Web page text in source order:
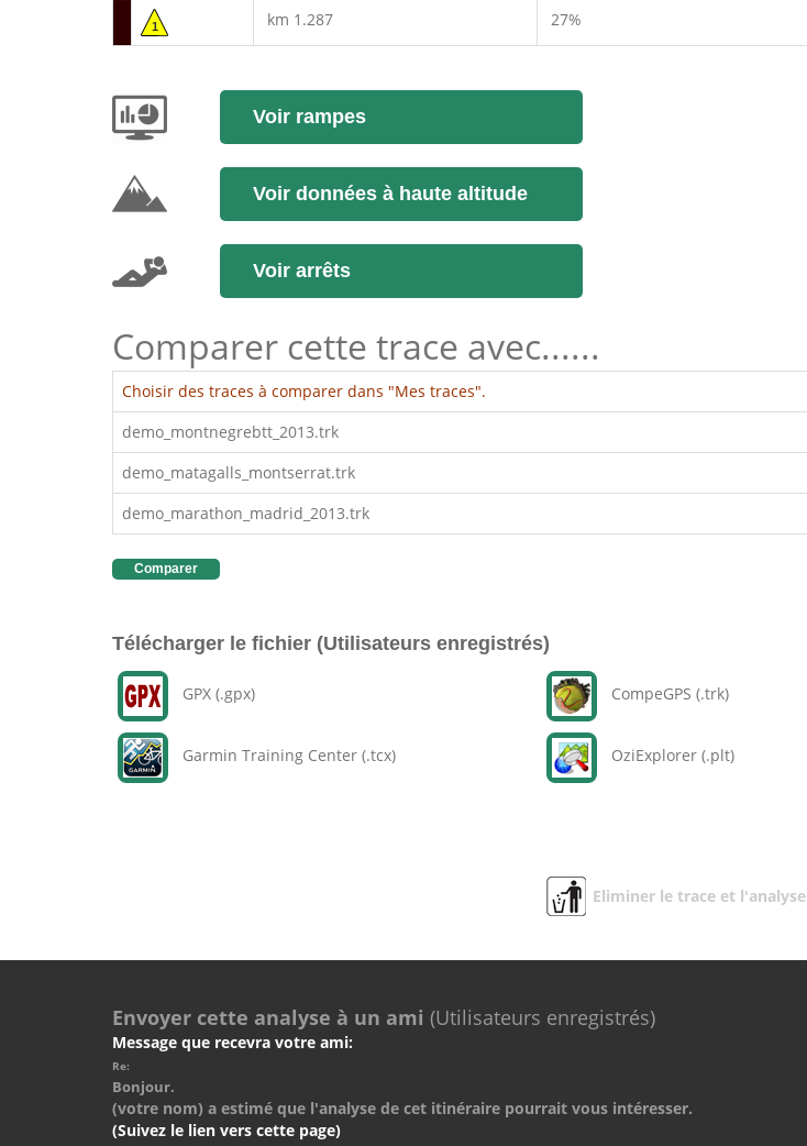
1 km 1.287 27%
Voir rampes
Voir données à haute altitude
Voir arrêts
Comparer cette trace avec......
Choisir des traces à comparer dans "Mes traces".
demo_montnegrebtt_2013.trk
demo_matagalls_montserrat.trk
demo_marathon_madrid_2013.trk
Comparer
Télécharger le fichier (Utilisateurs enregistrés)
GPX (.gpx)
Garmin Training Center (.tcx)
CompeGPS (.trk)
OziExplorer (.plt)
Eliminer le trace et l'analyse
Envoyer cette analyse à un ami (Utilisateurs enregistrés)
Message que recevra votre ami:
Re:
Bonjour.
(votre nom) a estimé que l'analyse de cet itinéraire pourrait vous intéresser.
(Suivez le lien vers cette page)